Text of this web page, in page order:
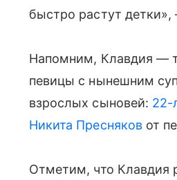
быстро растут
Напомним, Клавдия —
певицы с нынешним
взрослых сыновей: 22-
Никита Пресняковот
Отметим, что Клавдия